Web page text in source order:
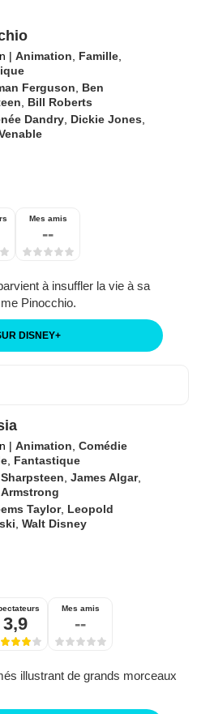
| Animation Famille
Ferguson
Ben
Bill Roberts
Dandry Dickie Jones
Mes amis
--
à insuffler la vie à sa
Pinocchio.
DISNEY+
| Animation ,Comédie
Fantastique
,James Algar,
Taylor, Leopold
,Walt Disney
3,9
Mes amis
--
illustrant de grands morceaux